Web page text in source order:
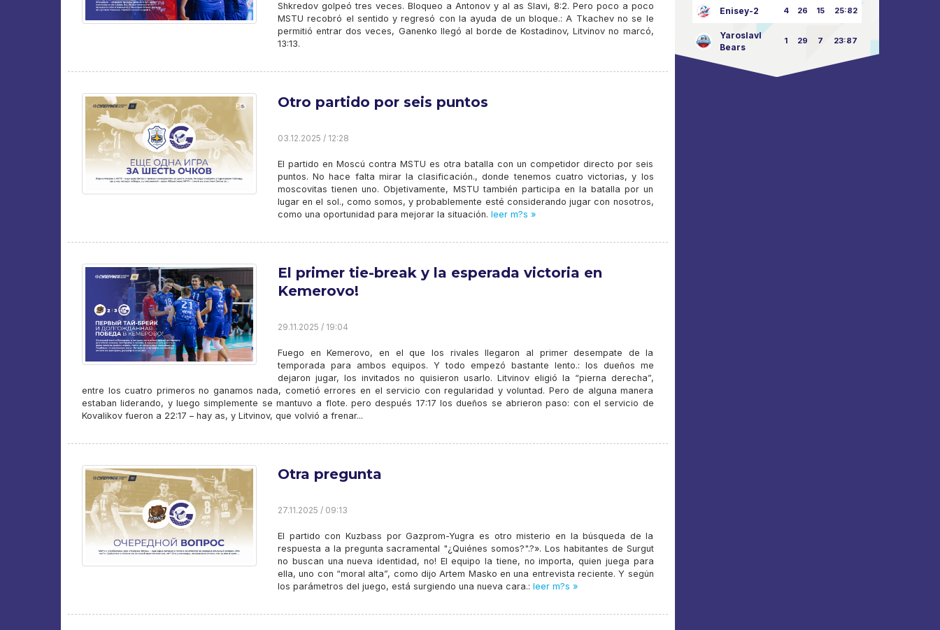
Shkredov golpeó tres veces. Bloqueo a Antonov y al as Slavi, 8:2. Pero poco a poco
MSTU recobró el sentido y regresó con la ayuda de un bloque.: A Tkachev no se le
permitió entrar dos veces, Ganenko llegó al borde de Kostadinov, Litvinov no marcó,
13:13.
Otro partido por seis puntos
03.12.2025 / 12:28
El partido en Moscú contra MSTU es otra batalla con un competidor directo por seis
puntos. No hace falta mirar la clasificación., donde tenemos cuatro victorias, y los
moscovitas tienen uno. Objetivamente, MSTU también participa en la batalla por un
lugar en el sol., como somos, y probablemente esté considerando jugar con nosotros,
como una oportunidad para mejorar la situación. leer m?s »
El primer tie-break y la esperada victoria en
Kemerovo!
29.11.2025 / 19:04
Fuego en Kemerovo, en el que los rivales llegaron al primer desempate de la
temporada para ambos equipos. Y todo empezó bastante lento.: los dueños me
dejaron jugar, los invitados no quisieron usarlo. Litvinov eligió la “pierna derecha”,
entre los cuatro primeros no ganamos nada, cometió errores en el servicio con regularidad y voluntad. Pero de alguna manera
estaban liderando, y luego simplemente se mantuvo a flote. pero después 17:17 los dueños se abrieron paso: con el servicio de
Kovalikov fueron a 22:17 – hay as, y Litvinov, que volvió a frenar...
Otra pregunta
27.11.2025 / 09:13
El partido con Kuzbass por Gazprom-Yugra es otro misterio en la búsqueda de la
respuesta a la pregunta sacramental "¿Quiénes somos?".?». Los habitantes de Surgut
no buscan una nueva identidad, no! El equipo la tiene, no importa, quien juega para
ella, uno con “moral alta”, como dijo Artem Masko en una entrevista reciente. Y según
los parámetros del juego, está surgiendo una nueva cara.: leer m?s »
Enisey-2 4 26 15 25:82
Yaroslavl
Bears
1 29 7 23:87